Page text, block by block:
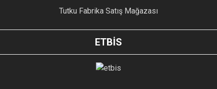
Tutku Fabrika Satış Mağazası
ETBİS